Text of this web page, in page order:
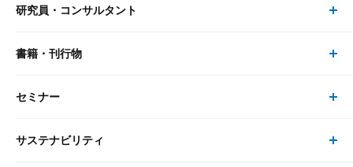
リサーチ
レポート・コラム トップ
最新のレポート・コラム
研究員・コンサルタント
研究員・コンサルタント トップ
研究員
書籍・刊行物
書籍・刊行物 トップ
書籍
セミナー
セミナー トップ
サステナビリティ